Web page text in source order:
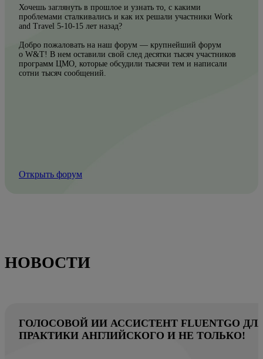
Хочешь заглянуть в прошлое и узнать то, с какими
проблемами сталкивались и как их решали участники Work
and Travel 5-10-15 лет назад?
Добро пожаловать на наш форум — крупнейший форум
о W&T! В нем оставили свой след десятки тысяч участников
программ ЦМО, которые обсудили тысячи тем и написали
сотни тысяч сообщений.
Открыть форум
НОВОСТИ
ГОЛОСОВОЙ ИИ АССИСТЕНТ FLUENTGO
ПРАКТИКИ АНГЛИЙСКОГО И НЕ ТОЛЬКО!